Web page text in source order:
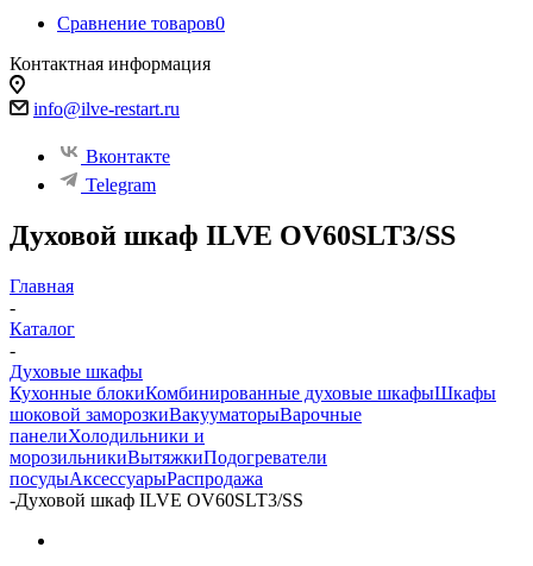
Сравнение товаров0
Контактная информация
info@ilve-restart.ru
Вконтакте
Telegram
Духовой шкаф ILVE OV60SLT3/SS
Главная
-
Каталог
-
Духовые шкафы
Кухонные блокиКомбинированные духовые шкафыШкафы
шоковой заморозкиВакууматорыВарочные
панелиХолодильники и
морозильникиВытяжкиПодогреватели
посудыАксессуарыРаспродажа
-Духовой шкаф ILVE OV60SLT3/SS